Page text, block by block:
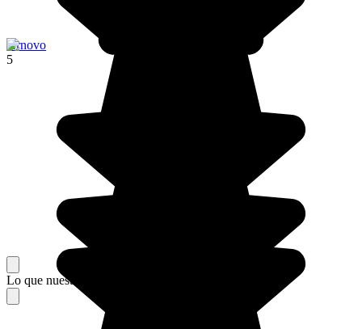
Krnovo
5
Lo que nuestros viajeros piensan de su estancia